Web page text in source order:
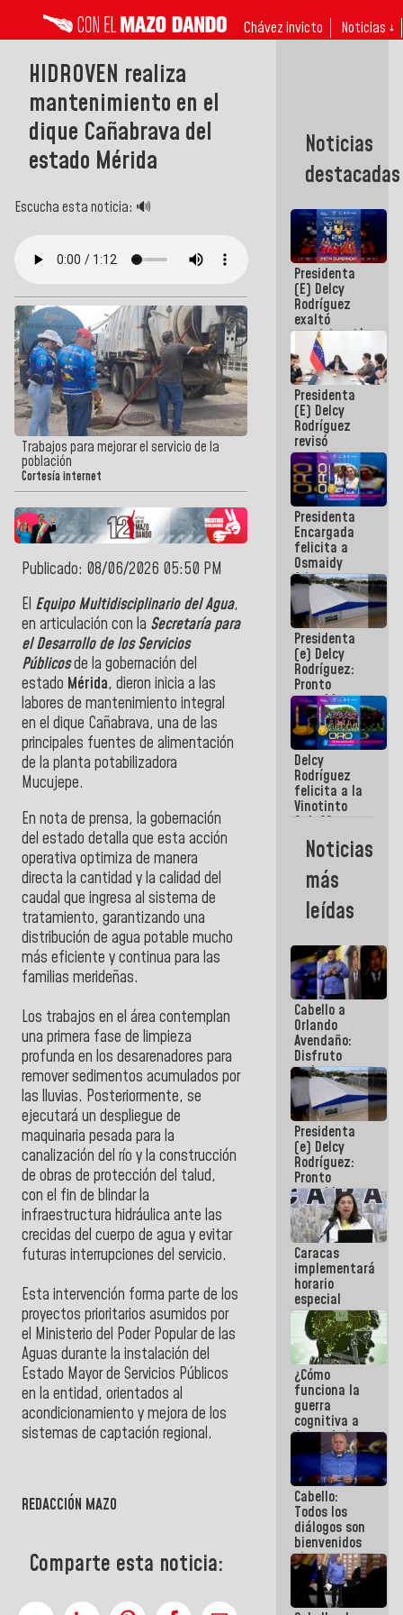
Chávez invicto Noticias ↓
HIDROVEN realiza
mantenimiento en el
dique Cañabrava del
estado Mérida
Escucha esta noticia: 🔊
Trabajos para mejorar el servicio de la
población
Cortesía internet
Publicado: 08/06/2026 05:50 PM
El Equipo Multidisciplinario del Agua,
en articulación con la Secretaría para
el Desarrollo de los Servicios
Públicosde la gobernación del
estado Mérida, dieron inicia a las
labores de mantenimiento integral
en el dique Cañabrava, una de las
principales fuentes de alimentación
de la planta potabilizadora
Mucujepe.
En nota de prensa, la gobernación
del estado detalla que esta acción
operativa optimiza de manera
directa la cantidad y la calidad del
caudal que ingresa al sistema de
tratamiento, garantizando una
distribución de agua potable mucho
más eficiente y continua para las
familias merideñas.
Los trabajos en el área contemplan
una primera fase de limpieza
profunda en los desarenadores para
remover sedimentos acumulados por
las lluvias. Posteriormente, se
ejecutará un despliegue de
maquinaria pesada para la
canalización del río y la construcción
de obras de protección del talud,
con el fin de blindar la
infraestructura hidráulica ante las
crecidas del cuerpo de agua y evitar
futuras interrupciones del servicio.
Esta intervención forma parte de los
proyectos prioritarios asumidos por
el Ministerio del Poder Popular de las
Aguas durante la instalación del
Estado Mayor de Servicios Públicos
en la entidad, orientados al
acondicionamiento y mejora de los
sistemas de captación regional.
REDACCIÓN MAZO
Comparte esta noticia:
Noticias
destacadas
Presidenta
(E) Delcy
Rodríguez
exaltó
participación
de
Venezuela
en Juegos
Centroamericanos
y del Caribe
2026
Presidenta
(E) Delcy
Rodríguez
revisó
agenda
económica y
ejecución de
fondos de
emergencia
post-sismos
Presidenta
Encargada
felicita a
Osmaidy
Arias y
Giraly
Marcano por
hacer
historia en
los
Centroamericanos
Presidenta
(e) Delcy
Rodríguez:
Pronto
restableceremos
las
operaciones
en el
Aeropuerto
Internacional
de
Maiquetía
Delcy
Rodríguez
felicita a la
Vinotinto
Sub 20
campeona
frente
México Sub
23 en los
Centroamericanos
Noticias
más
leídas
Cabello a
Orlando
Avendaño:
Disfruto
cada vez
que escribes
porque lo
que haces
es
embarrarla
Presidenta
(e) Delcy
Rodríguez:
Pronto
restableceremos
las
operaciones
en el
Aeropuerto
Internacional
de
Maiquetía
Caracas
implementará
horario
especial
para
adaptarse
al plan de
ahorro
energético
¿Cómo
funciona la
guerra
cognitiva a
favor de la
narrativa
hegemónica?
(1)
Cabello:
Todos los
diálogos son
bienvenidos
siempre que
estén en el
marco de la
Constitución